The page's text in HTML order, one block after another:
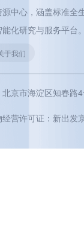
中心，涵盖标准全
化研究与服务平台。
于我们
京市海淀区知春路
经营许可证：新出发